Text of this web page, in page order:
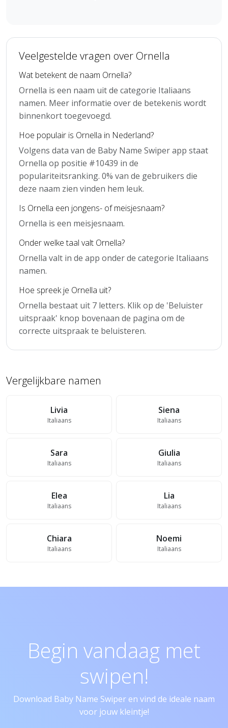
Veelgestelde vragen over Ornella
Wat betekent de naam Ornella?
Ornella is een naam uit de categorie Italiaans
namen. Meer informatie over de betekenis wordt
binnenkort toegevoegd.
Hoe populair is Ornella in Nederland?
Volgens data van de Baby Name Swiper app staat
Ornella op positie #10439 in de
populariteitsranking. 0% van de gebruikers die
deze naam zien vinden hem leuk.
Is Ornella een jongens- of meisjesnaam?
Ornella is een meisjesnaam.
Onder welke taal valt Ornella?
Ornella valt in de app onder de categorie Italiaans
namen.
Hoe spreek je Ornella uit?
Ornella bestaat uit 7 letters. Klik op de 'Beluister
uitspraak' knop bovenaan de pagina om de
correcte uitspraak te beluisteren.
Vergelijkbare namen
Livia
Italiaans
Siena
Italiaans
Sara
Italiaans
Giulia
Italiaans
Elea
Italiaans
Lia
Italiaans
Chiara
Italiaans
Noemi
Italiaans
Begin vandaag met
swipen!
Download Baby Name Swiper en vind de ideale naam
voor jouw kleintje!